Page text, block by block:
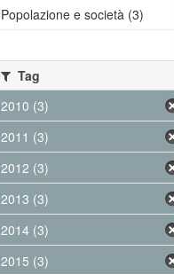
Popolazione e società (3)
Tag
2010 (3)
2011 (3)
2012 (3)
2013 (3)
2014 (3)
2015 (3)